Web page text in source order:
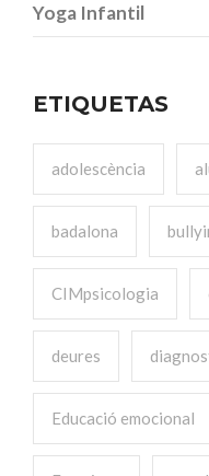
Yoga Infantil
ETIQUETAS
adolescència
badalona
CIMpsicologia
deures
Educació emocional